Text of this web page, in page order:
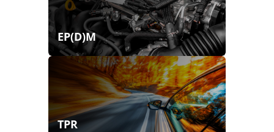
EP(D)M
TPR